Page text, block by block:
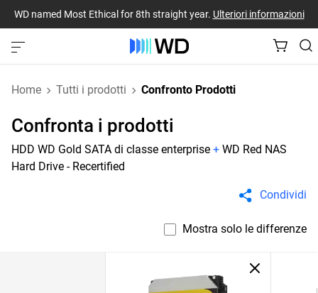
WD named Most Ethical for 8th straight year. Ulteriori informazioni
Home Tutti i prodotti Confronto Prodotti
Confronta i prodotti
HDD WD Gold SATA di classe enterprise + WD Red NAS
Hard Drive - Recertified
Condividi
Mostra solo le differenze